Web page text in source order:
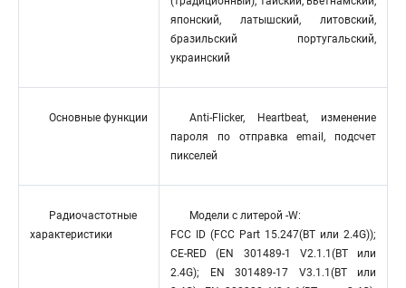
японский, латышский, литовский,
бразильский португальский,
украинский
Основные функции
Anti-Flicker, Heartbeat, изменение
пароля по отправка email, подсчет
пикселей
Радиочастотные
характеристики
Модели с литерой -W:
FCC ID (FCC Part 15.247(BT или 2.4G));
CE-RED (EN 301489-1 V2.1.1(BT или
2.4G); EN 301489-17 V3.1.1(BT или